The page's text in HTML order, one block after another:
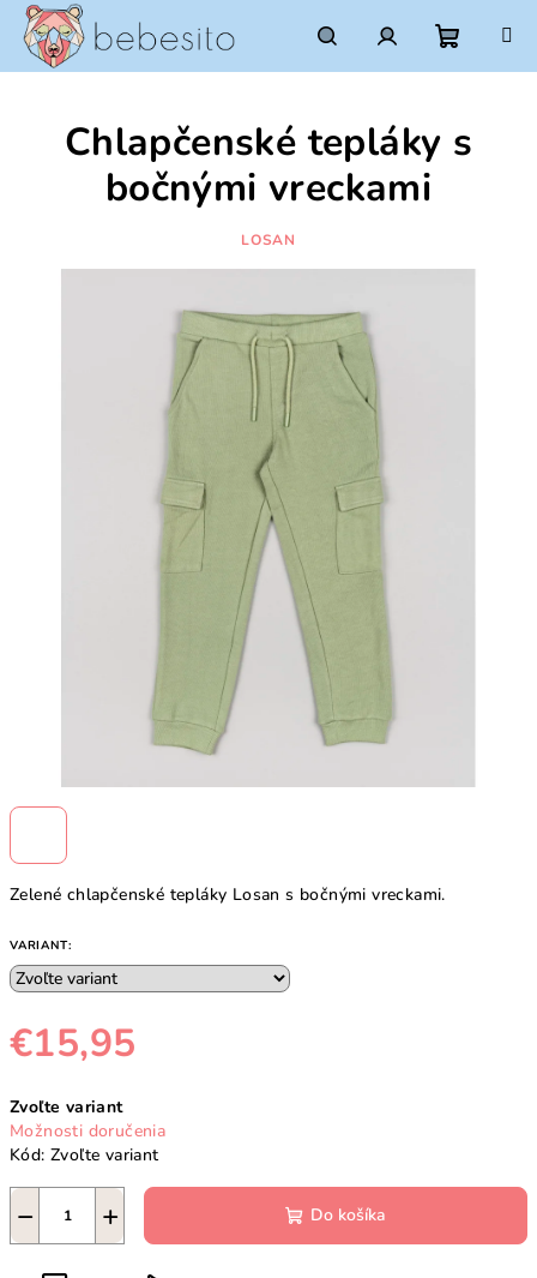
Prejsť
obsah
HľadaťPrihlásenie
košík
Zelené chlapčenské tepláky Losan s bočnými vreckami.
VARIANT:
€15,95
cena:
Zvoľte variant
Možnosti doručenia
Kód: Zvoľte variant
+
− Do košíka
Chlapčenské tepláky s
bočnými vreckami
LOSAN